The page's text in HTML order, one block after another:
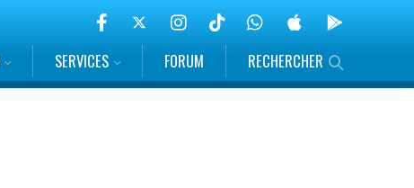
SERVICES FORUM RECHERCHER